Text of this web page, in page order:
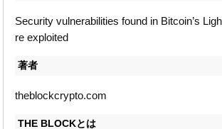
Security vulnerabilities found in Bitcoin’s
re exploited
著者
theblockcrypto.com
THE BLOCKとは